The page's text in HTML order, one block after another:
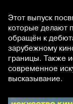
Этот выпуск
которые делают
обращён к
зарубежному
границы. Также
современное
высказывание.